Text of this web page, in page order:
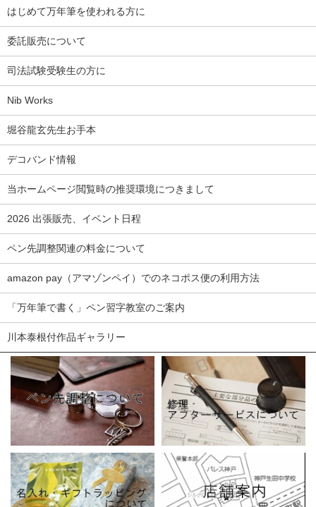
はじめて万年筆を使われる方に
委託販売について
司法試験受験生の方に
Nib Works
堀谷龍玄先生お手本
デコバンド情報
当ホームページ閲覧時の推奨環境につきまして
2026 出張販売、イベント日程
ペン先調整関連の料金について
amazon pay（アマゾンペイ）でのネコポス便の利用方法
「万年筆で書く」ペン習字教室のご案内
川本泰根付作品ギャラリー